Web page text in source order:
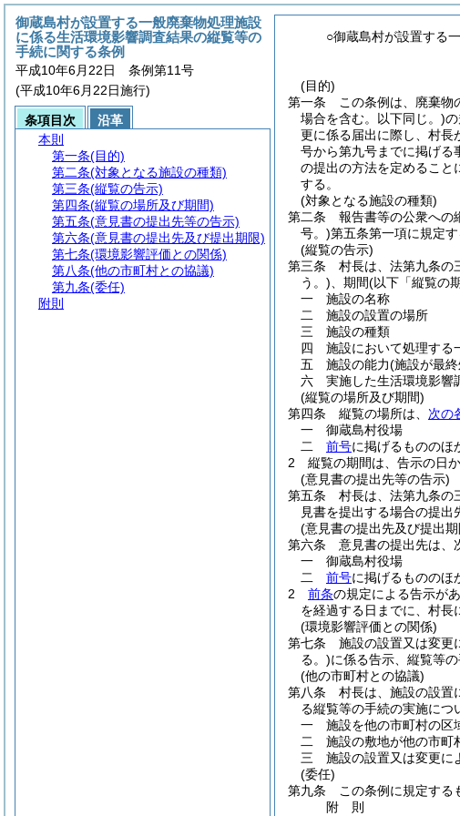
○御蔵島村が設置する
(目的)
第一条
この条例は、廃棄物
場合を含む。以下同じ。)
更に係る届出に際し、村長
号から第九号までに掲げる
の提出の方法を定めること
する。
(対象となる施設の種類)
第二条
報告書等の公衆への
号。)第五条第一項に規定
(縦覧の告示)
第三条
村長は、法第九条の
う。) 、期間(以下「縦覧の
一
施設の名称
二
施設の設置の場所
三
施設の種類
四
施設において処理する
五
施設の能力(施設が最
六
実施した生活環境影響
(縦覧の場所及び期間)
第四条
縦覧の場所は、 次の
一
御蔵島村役場
二
前号に掲げるもののほ
2
縦覧の期間は、告示の日
(意見書の提出先等の告示)
第五条
村長は、法第九条の
見書を提出する場合の提出
(意見書の提出先及び提出
第六条
意見書の提出先は、
一
御蔵島村役場
二
前号に掲げるもののほ
2
前条の規定による告示が
を経過する日までに、村長
(環境影響評価との関係)
第七条
施設の設置又は変更
る。)に係る告示、縦覧等の
(他の市町村との協議)
第八条
村長は、施設の設置
る縦覧等の手続の実施につ
一
施設を他の市町村の区
二
施設の敷地が他の市町
三
施設の設置又は変更に
(委任)
第九条
この条例に規定する
附 則
御蔵島村が設置する一般廃棄物処理施設
に係る生活環境影響調査結果の縦覧等の
手続に関する条例
平成10年6月22日 条例第11号
(平成10年6月22日施行)
条項目次
沿革
本則
第一条(目的)
第二条(対象となる施設の種類)
第三条(縦覧の告示)
第四条(縦覧の場所及び期間)
第五条(意見書の提出先等の告示)
第六条(意見書の提出先及び提出期限)
第七条(環境影響評価との関係)
第八条(他の市町村との協議)
第九条(委任)
附則